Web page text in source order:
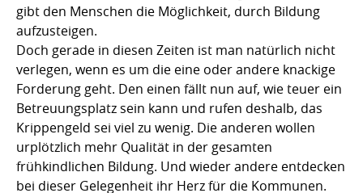
gibt den Menschen die Möglichkeit, durch Bildung
aufzusteigen.
Doch gerade in diesen Zeiten ist man natürlich nicht
verlegen, wenn es um die eine oder andere knackige
Forderung geht. Den einen fällt nun auf, wie teuer ein
Betreuungsplatz sein kann und rufen deshalb, das
Krippengeld sei viel zu wenig. Die anderen wollen
urplötzlich mehr Qualität in der gesamten
frühkindlichen Bildung. Und wieder andere entdecken
bei dieser Gelegenheit ihr Herz für die Kommunen.